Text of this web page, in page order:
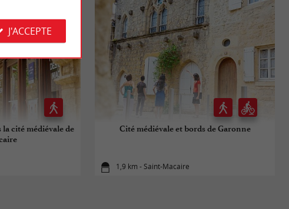
la cité médiévale de
Cité médiévale et bords de Garonne
1,9 km - Saint-Macaire
J'ACCEPTE